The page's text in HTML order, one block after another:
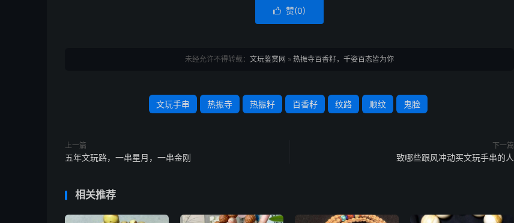
 赞(0)
未经允许不得转载： 文玩鉴赏网 » 热振寺百香籽，千姿百态皆为你
文玩手串 热振寺 热振籽 百香籽 纹路 顺纹 鬼脸
上一篇
五年文玩路，一串星月，一串金刚
下一篇
致哪些跟风冲动买文玩手串的人
相关推荐